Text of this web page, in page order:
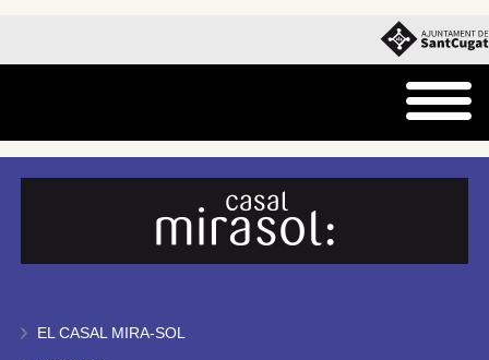
EL CASAL MIRA-SOL